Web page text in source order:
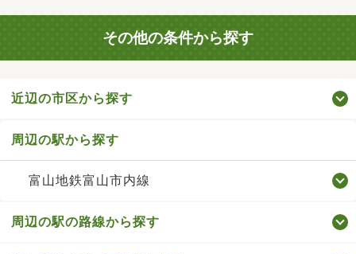
その他の条件から探す
近辺の市区から探す
周辺の駅から探す
富山地鉄富山市内線
周辺の駅の路線から探す